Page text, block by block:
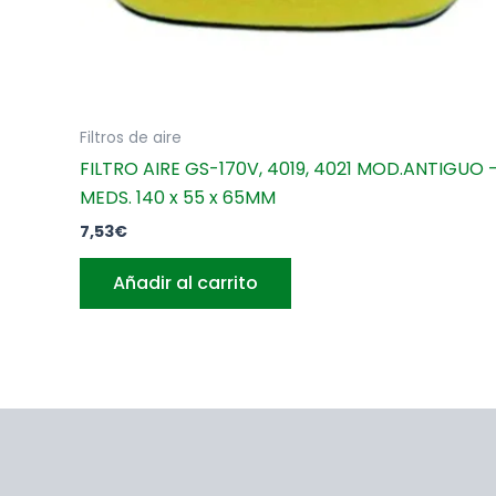
Filtros de aire
FILTRO AIRE GS-170V, 4019, 4021 MOD.ANTIGUO
MEDS. 140 x 55 x 65MM
7,53€
Añadir al carrito